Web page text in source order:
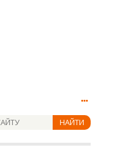
НАЙТИ